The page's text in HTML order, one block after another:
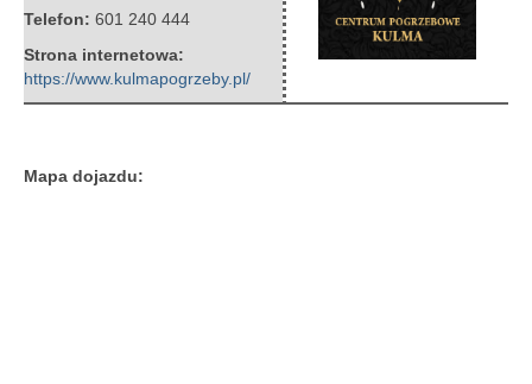
Telefon: 601 240 444
Strona internetowa:
https://www.kulmapogrzeby.pl/
Mapa dojazdu: